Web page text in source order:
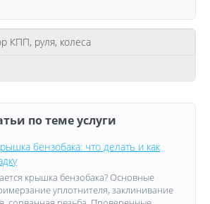
КПП, руля, колеса
по теме услуги
бензобака: что делать и как
крышка бензобака? Основные
уплотнителя, заклинивание